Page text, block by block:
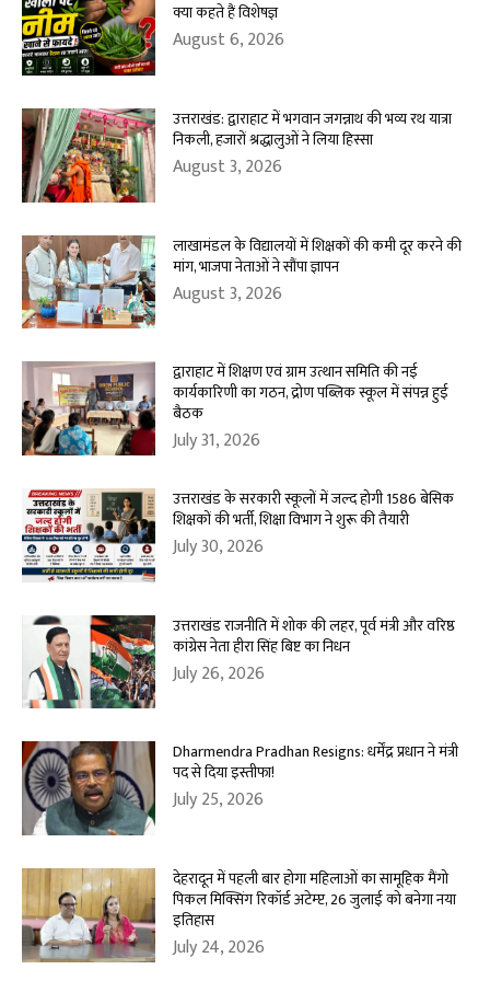
क्या कहते हैं विशेषज्ञ
August 6, 2026
उत्तराखंड: द्वाराहाट में भगवान जगन्नाथ की भव्य रथ यात्रा
निकली, हजारों श्रद्धालुओं ने लिया हिस्सा
August 3, 2026
लाखामंडल के विद्यालयों में शिक्षकों की कमी दूर करने की
मांग, भाजपा नेताओं ने सौंपा ज्ञापन
August 3, 2026
द्वाराहाट में शिक्षण एवं ग्राम उत्थान समिति की नई
कार्यकारिणी का गठन, द्रोण पब्लिक स्कूल में संपन्न हुई
बैठक
July 31, 2026
उत्तराखंड के सरकारी स्कूलों में जल्द होगी 1586 बेसिक
शिक्षकों की भर्ती, शिक्षा विभाग ने शुरू की तैयारी
July 30, 2026
उत्तराखंड राजनीति में शोक की लहर, पूर्व मंत्री और वरिष्ठ
कांग्रेस नेता हीरा सिंह बिष्ट का निधन
July 26, 2026
Dharmendra Pradhan Resigns: धर्मेंद्र प्रधान ने मंत्री
पद से दिया इस्तीफा!
July 25, 2026
देहरादून में पहली बार होगा महिलाओं का सामूहिक मैंगो
पिकल मिक्सिंग रिकॉर्ड अटेम्प्ट, 26 जुलाई को बनेगा नया
इतिहास
July 24, 2026